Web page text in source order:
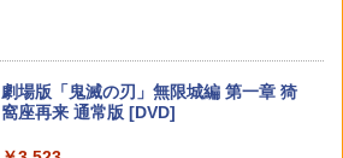
オブ ザ ワイルド Nintendo Switch 2 Ed
ンセツ ブレス オブ ザ ワイルド]
orner】
￥549
株式会社カプコン ]
￥1,369
スプラトゥーン レイダース -Switch2
Beast of Reincarnation -PS5 【特典】
プロダクトコード 封入
ラー (ロボット ホワイト)
劇場版「鬼滅の刃」無限城編 第一章 猗
窩座再来 通常版 [DVD]